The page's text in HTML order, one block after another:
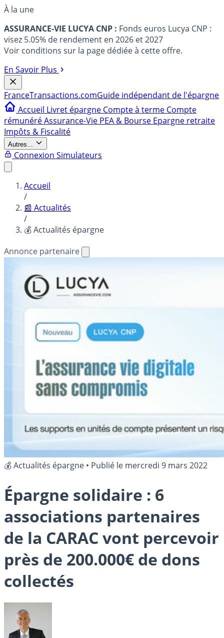
À la une
ASSURANCE-VIE LUCYA CNP : Fonds euros Lucya CNP :
visez 5.05% de rendement en 2026 et 2027
Voir conditions sur la page dédiée à cette offre.
En Savoir Plus
FranceTransactions.comGuide indépendant de l'épargne
Accueil Livret épargne Compte à terme Compte
rémunéréAssurance-Vie PEA & Bourse Epargne retraite
Impôts & Fiscalité
Autres...
Connexion Simulateurs
Accueil
/
📰 Actualités
/
💰 Actualités épargne
Annonce partenaire
💰 Actualités épargne • Publié le mercredi 9 mars 2022
Épargne solidaire : 6
associations partenaires
de la CARAC vont percevoir
près de 200.000€ de dons
collectés